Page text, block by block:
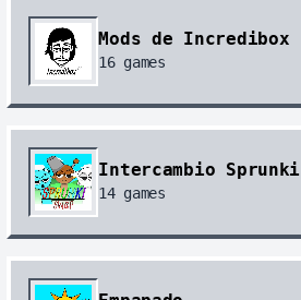
Mods de Incredibox
16games
Intercambio Sprunki
14games